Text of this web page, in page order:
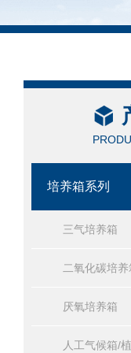
培养箱系列
三气培养箱
二氧化碳培养
厌氧培养箱
人工气候箱/